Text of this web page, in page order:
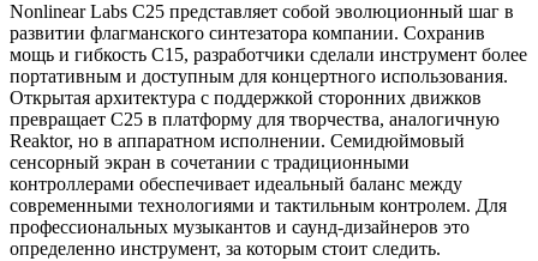
Nonlinear Labs C25 представляет собой эволюционный шаг в
развитии флагманского синтезатора компании. Сохранив
мощь и гибкость C15, разработчики сделали инструмент более
портативным и доступным для концертного использования.
Открытая архитектура с поддержкой сторонних движков
превращает C25 в платформу для творчества, аналогичную
Reaktor, но в аппаратном исполнении. Семидюймовый
сенсорный экран в сочетании с традиционными
контроллерами обеспечивает идеальный баланс между
современными технологиями и тактильным контролем. Для
профессиональных музыкантов и саунд-дизайнеров это
определенно инструмент, за которым стоит следить.